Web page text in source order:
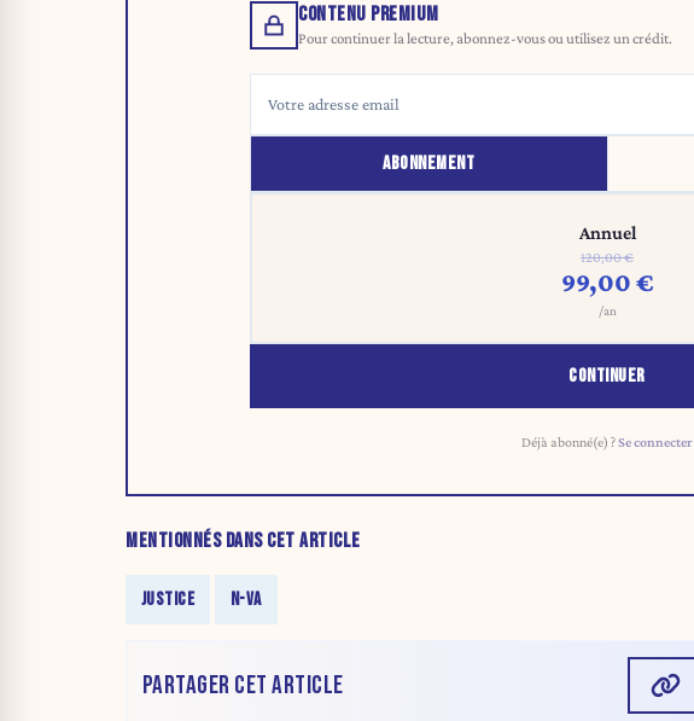
CONTENU PREMIUM
Pour continuer la lecture, abonnez-vous ou utilisez un crédit.
ABONNEMENT
Annuel
120,00 €
99,00 €
/an
CONTINUER
Déjà abonné(e) ?Se connecter
MENTIONNÉS DANS CET ARTICLE
JUSTICE N-VA
PARTAGER CET ARTICLE